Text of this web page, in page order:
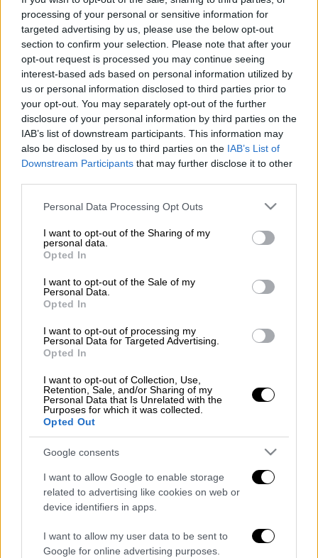
processing of your personal or sensitive information for
targeted advertising by us, please use the below opt-out
section to confirm your selection. Please note that after your
opt-out request is processed you may continue seeing
interest-based ads based on personal information utilized by
us or personal information disclosed to third parties prior to
your opt-out. You may separately opt-out of the further
disclosure of your personal information by third parties on the
IAB’s list of downstream participants. This information may
also be disclosed by us to third parties on the IAB’s List of
Downstream Participants that may further disclose it to other
Please note that this website/app uses one or more Google
not limited to your visit or usage behaviour. You may click to
grant or deny consent to Google and its third-party tags to
use your data for below specified purposes in below Google
consent section.
Personal Data Processing Opt Outs
I want to opt-out of the Sharing of my
personal data.
Opted In
I want to opt-out of the Sale of my
Personal Data.
Opted In
I want to opt-out of processing my
Personal Data for Targeted Advertising.
Opted In
I want to opt-out of Collection, Use,
Retention, Sale, and/or Sharing of my
Personal Data that Is Unrelated with the
Purposes for which it was collected.
Opted Out
Google consents
I want to allow Google to enable storage
related to advertising like cookies on web or
device identifiers in apps.
I want to allow my user data to be sent to
Google for online advertising purposes.
Προσθέστε το ΕΘΝΟΣ στη Google
Ο Τούρκος πρόεδρος,Ρετζέπ Ταγίπ
Ερντογάν, συναντήθηκε σήμερα με τον
Παλαιστίνιο πρόεδροΜαχμούντ Αμπάςστο
προεδρικό Μέγαρο. Ο Ερντογάν υποδέχτηκε
τον Αμπάς με επίσημη τελετή, με τις
τουρκικές καιπαλαιστινιακές σημαίες να
δεσπόζουν στο προαύλιο, πριν οι δύο ηγέτες
Στη συνέχεια, οΕρντογάν και ο Αμπάς
προχώρησαν σε διμερή συνάντηση στο
εσωτερικό του Μεγάρου. Η συζήτηση
διεξήχθη κεκλεισμένων των θυρών και
κάλυψε το φάσμα των διμερών σχέσεων και
των περιφερειακών εξελίξεων.
ΔΙΑΒΑΣΤΕ ΕΠΙΣΗΣ
Η Τουρκία ζητά
αποστρατιωκοποίηση 23 νησιών με
νέα NAVTEX μετά την άσκηση
ετοιμότητας στο Αιγαίο
Κόσμος|18.09.2025 20:15
Ο Μπαχτσελί χαράσσει νέα ρότα:
Ζητά η Τουρκία να στραφεί από τη
Δύση προς Μόσχα και Πεκίνο